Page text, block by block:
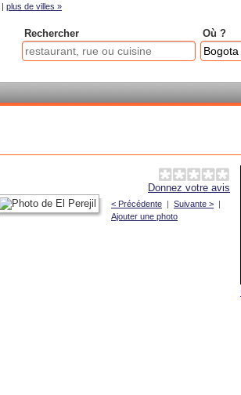
| plus de villes »
Rechercher Où ?
Donnez votre avis
< Précédente | Suivante > |
Ajouter une photo